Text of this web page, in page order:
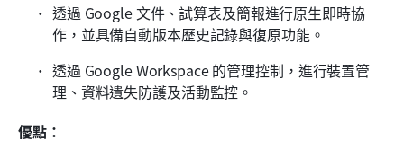
透過 Google 文件、試算表及簡報進行原生即時協
作，並具備自動版本歷史記錄與復原功能。
透過 Google Workspace 的管理控制，進行裝置管
理、資料遺失防護及活動監控。
優點：